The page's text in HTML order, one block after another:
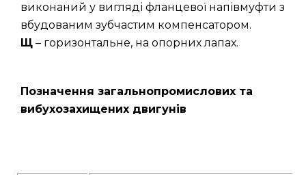
виконаний у вигляді фланцевої напівмуфти з
вбудованим зубчастим компенсатором.
Щ – горизонтальне, на опорних лапах.
Позначення загальнопромислових та
вибухозахищених двигунів